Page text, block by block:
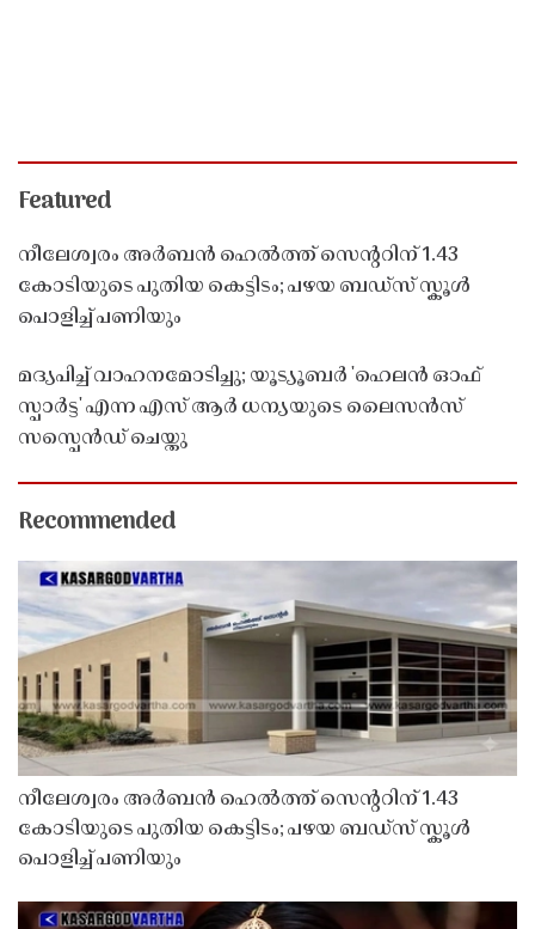
Featured
നീലേശ്വരം അർബൻ ഹെൽത്ത് സെൻ്ററിന് 1.43
കോടിയുടെ പുതിയ കെട്ടിടം; പഴയ ബഡ്സ് സ്കൂൾ
പൊളിച്ച് പണിയും
മദ്യപിച്ച് വാഹനമോടിച്ചു; യൂട്യൂബർ 'ഹെലൻ ഓഫ്
സ്പാർട്ട' എന്ന എസ് ആർ ധന്യയുടെ ലൈസൻസ്
സസ്പെൻഡ് ചെയ്തു ​​​​​​​
Recommended
നീലേശ്വരം അർബൻ ഹെൽത്ത് സെൻ്ററിന് 1.43
കോടിയുടെ പുതിയ കെട്ടിടം; പഴയ ബഡ്സ് സ്കൂൾ
പൊളിച്ച് പണിയും